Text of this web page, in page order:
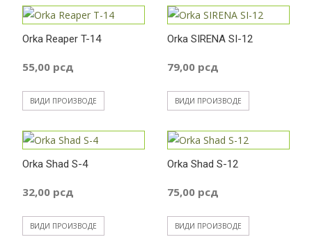
Orka Reaper T-14
55,00 рсд
ВИДИ ПРОИЗВОДЕ
Orka SIRENA SI-12
79,00 рсд
ВИДИ ПРОИЗВОДЕ
Orka Shad S-4
32,00 рсд
ВИДИ ПРОИЗВОДЕ
Orka Shad S-12
75,00 рсд
ВИДИ ПРОИЗВОДЕ